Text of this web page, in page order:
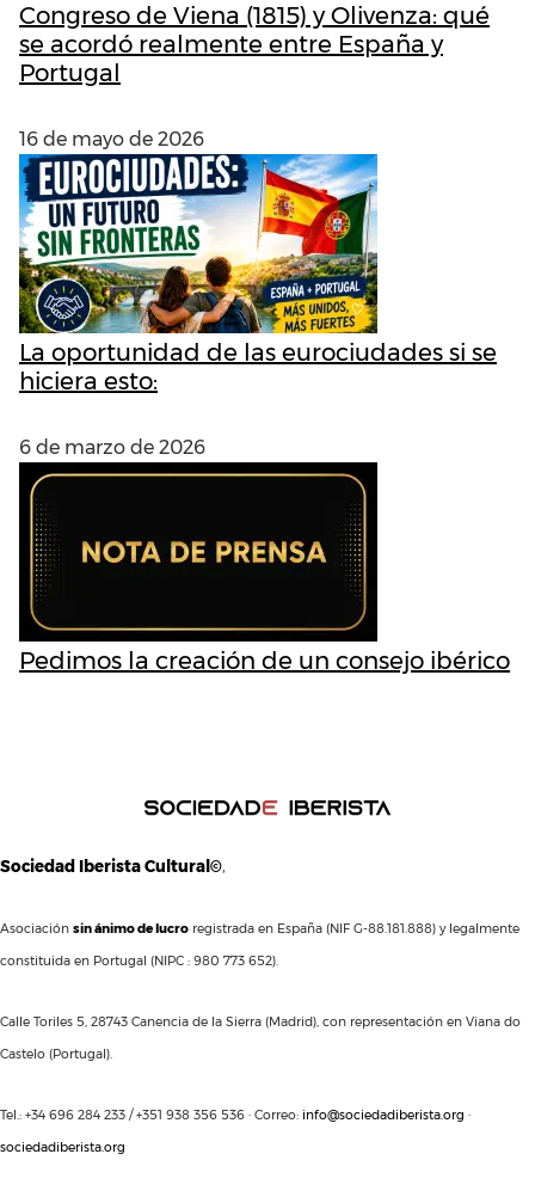
Congreso de Viena (1815) y Olivenza: qué
se acordó realmente entre España y
Portugal
16 de mayo de 2026
La oportunidad de las eurociudades si se
hiciera esto:
6 de marzo de 2026
Pedimos la creación de un consejo ibérico
Sociedad Iberista Cultural©,
Asociación sin ánimo de lucro registrada en España (NIF G-88.181.888) y legalmente
constituida en Portugal (NIPC : 980 773 652).
Calle Toriles 5, 28743 Canencia de la Sierra (Madrid), con representación en Viana do
Castelo (Portugal).
Tel.: +34 696 284 233 / +351 938 356 536 · Correo: info@sociedadiberista.org ·
sociedadiberista.org